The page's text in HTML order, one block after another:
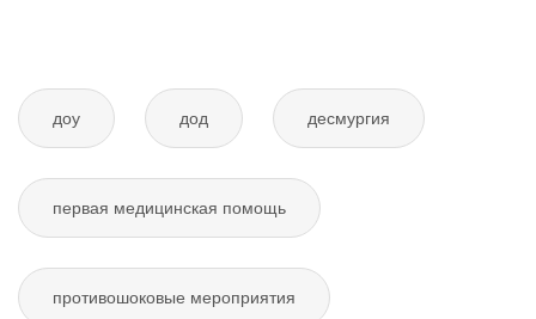
доу дод десмургия
первая медицинская помощь
противошоковые мероприятия